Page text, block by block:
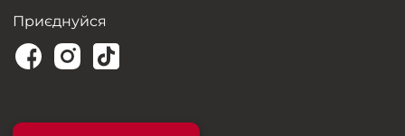
Приєднуйся